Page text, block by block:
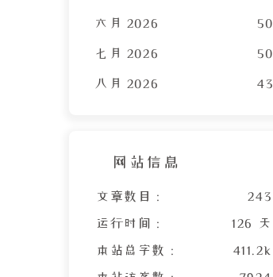
六月 2026 50
七月 2026 50
八月 2026 43
网站信息
文章数目 : 243
运行时间 : 126 天
本站总字数 : 411.2k